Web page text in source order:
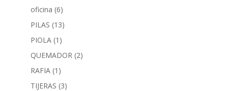
oficina (6)
PILAS (13)
PIOLA (1)
QUEMADOR (2)
RAFIA (1)
TIJERAS (3)